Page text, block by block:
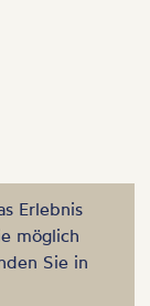
Erlebnis
möglich
Sie in